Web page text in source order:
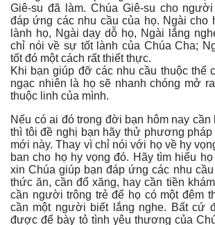
Giê-su đã làm. Chúa Giê-su cho
đáp ứng các nhu cầu của họ. Ngài cho
lành họ, Ngài dạy dỗ họ, Ngài lắng
chỉ nói về sự tốt lành của Chúa Cha;
tốt đó một cách rất thiết thực.
Khi bạn giúp đỡ các nhu cầu thuộc thể
ngạc nhiên là họ sẽ nhanh chóng mở
thuộc linh của mình.
Nếu có ai đó trong đời bạn hôm nay cần
thì tôi đề nghị bạn hãy thử phương
mới này. Thay vì chỉ nói với họ về hy
ban cho họ hy vọng đó. Hãy tìm hiểu
xin Chúa giúp bạn đáp ứng các nhu
thức ăn, cần đổ xăng, hay cần tiền
cần người trông trẻ để họ có một đêm
cần một người biết lắng nghe. Bất cứ
được để bày tỏ tình yêu thương của